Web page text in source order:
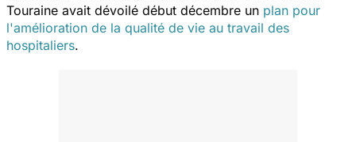
Touraine avait dévoilé début décembre un plan pour
l'amélioration de la qualité de vie au travail des
hospitaliers.